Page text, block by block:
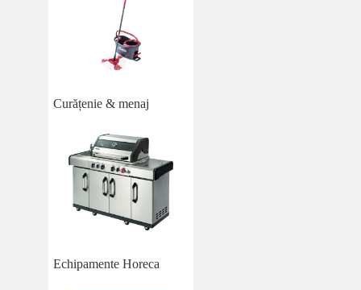
Curățenie & menaj
Echipamente Horeca